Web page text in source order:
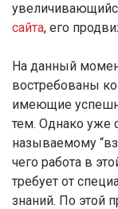
сайта, его
На данный
востребованы
имеющие
тем. Однако уже
называемому
чего работа в
требует от
знаний. По этой